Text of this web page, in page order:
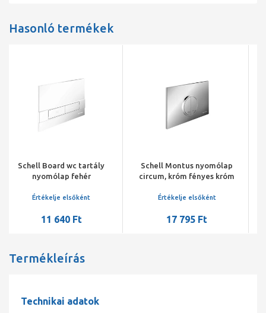
Hasonló termékek
Schell Montus nyomólap
circum, króm fényes króm
Értékelje elsőként
17 795 Ft
Schell Montus Circum wc
tartály nyomólap f fehér
Értékelje elsőként
11 640 Ft
Termékleírás
Technikai adatok